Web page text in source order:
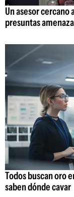
Un asesor cercano
presuntas
Todos buscan oro
saben dónde cavar